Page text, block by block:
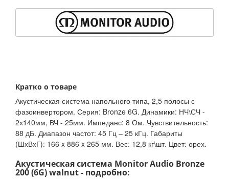
Кратко о товаре
Акустическая система напольного типа, 2,5 полосы с
фазоинвертором. Серия: Bronze 6G. Динамики: НЧ\СЧ -
2х140мм, ВЧ - 25мм. Импеданс: 8 Ом. Чувствительность:
88 дБ. Диапазон частот: 45 Гц – 25 кГц. Габариты
(ШхВхГ): 166 x 886 x 265 мм. Вес: 12,8 кг\шт. Цвет: орех.
Акустическая система Monitor Audio Bronze
200 (6G) walnut - подробно: